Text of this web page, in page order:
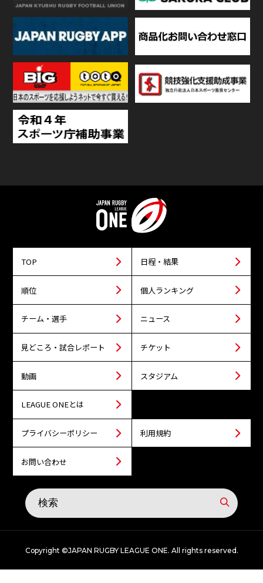
TOP 日程・結果
順位 個人ランキング
チーム・選手 ニュース
見どころ・試合レポート チケット
動画 スタジアム
LEAGUE ONEとは
プライバシーポリシー 利用規約
お問い合わせ
Copyright ©JAPAN RUGBY LEAGUE ONE. All rights reserved.